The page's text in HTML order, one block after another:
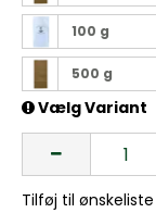
100 g
500 g
Vælg Variant
Tilføj til ønskeliste